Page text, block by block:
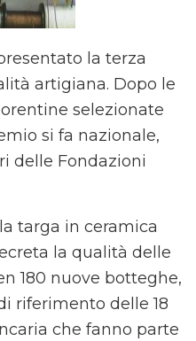
la terza
artigiana. Dopo le
selezionate
si fa nazionale,
delle Fondazioni
targa in ceramica
la qualità delle
180 nuove botteghe,
riferimento delle 18
che fanno parte